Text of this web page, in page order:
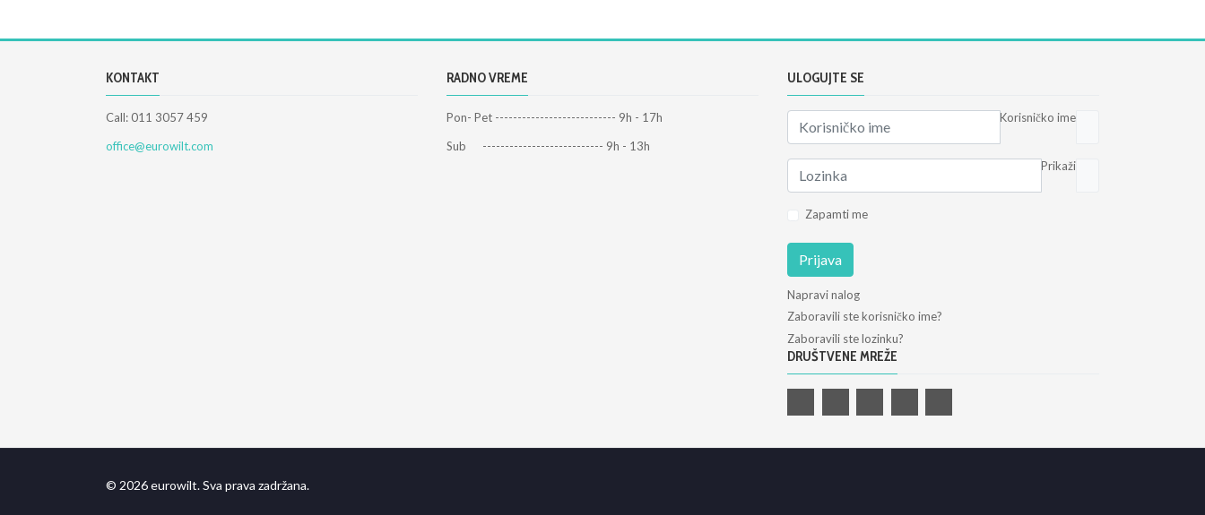
KONTAKT
Call: 011 3057 459
office@eurowilt.com
RADNO VREME
Pon- Pet --------------------------- 9h - 17h
Sub --------------------------- 9h - 13h
ULOGUJTE SE
Korisničko ime
Prikaži
Zapamti me
Prijava
Napravi nalog
Zaboravili ste korisničko ime?
Zaboravili ste lozinku?
DRUŠTVENE MREŽE
© 2026 eurowilt. Sva prava zadržana.